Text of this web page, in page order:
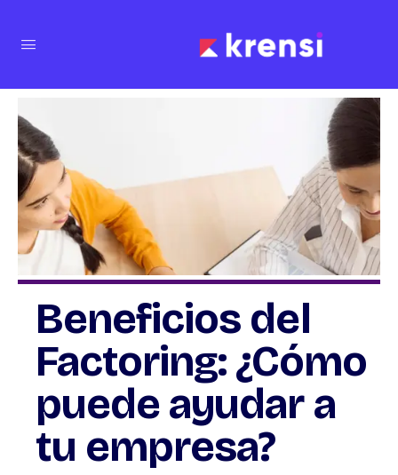
Beneficios del
Factoring: ¿Cómo
puede ayudar a
tu empresa?